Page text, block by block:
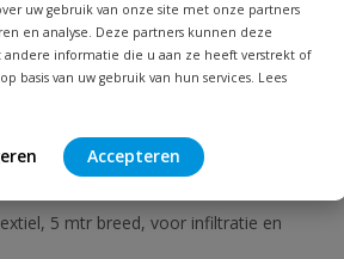
uw gebruik van onze site met onze partners
en analyse. Deze partners kunnen deze
informatie die u aan ze heeft verstrekt of
basis van uw gebruik van hun services. Lees
Accepteren
mm
5 mtr breed, voor infiltratie en